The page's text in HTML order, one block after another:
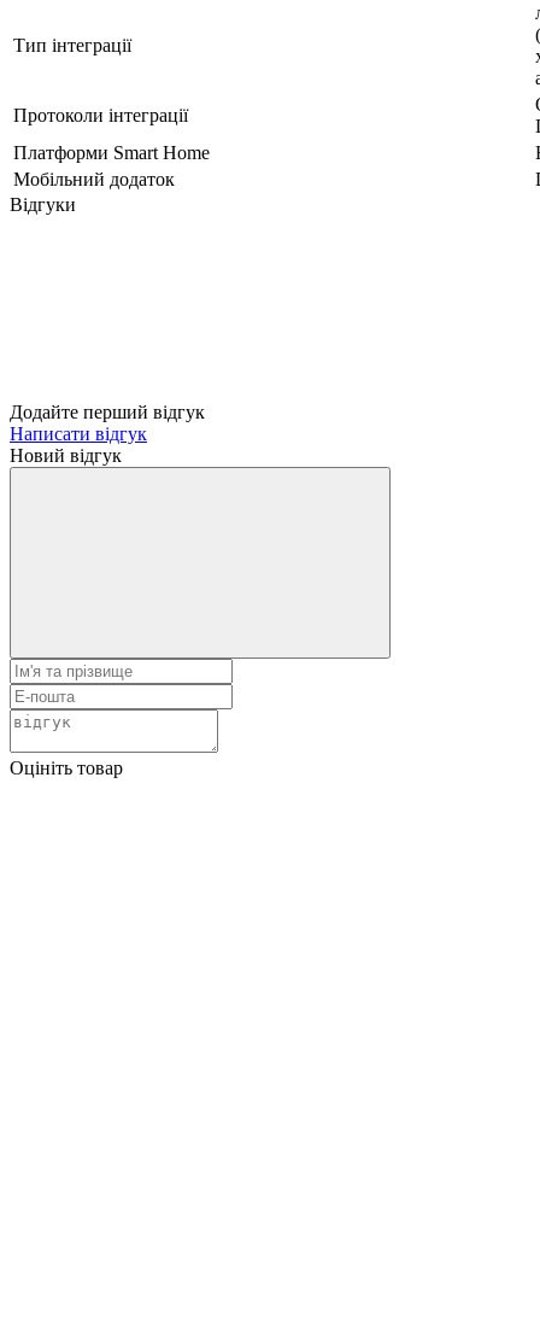
Тип інтеграції
Протоколи інтеграції
Платформи Smart Home
Мобільний додаток
Відгуки
Додайте перший відгук
Написати відгук
Новий відгук
Оцініть товар